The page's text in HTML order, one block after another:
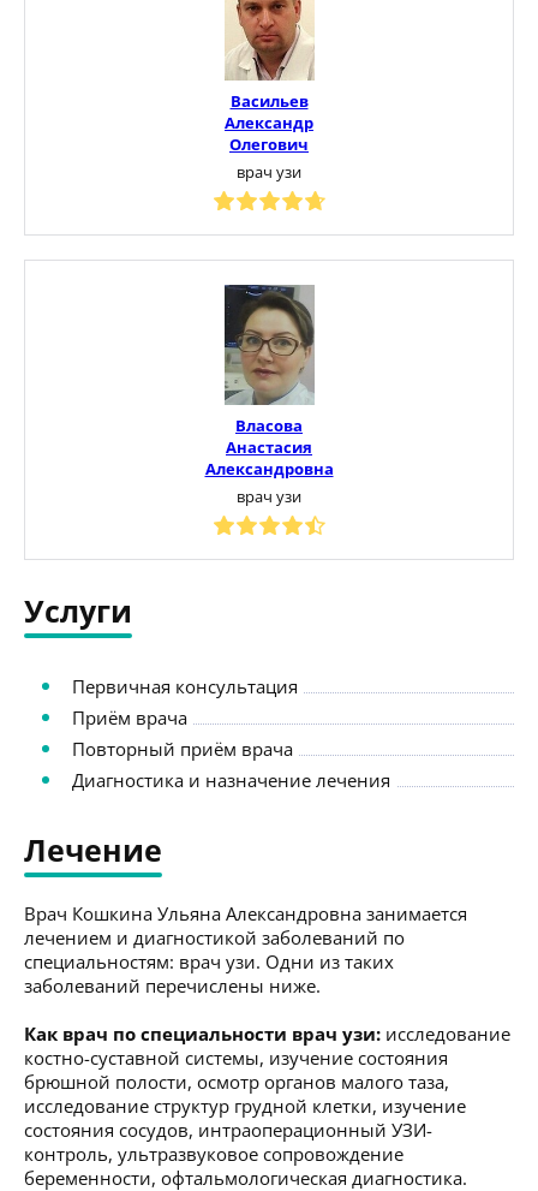
Васильев
Александр
Олегович
врач узи
Власова
Анастасия
Александровна
врач узи
Услуги
Первичная консультация
Приём врача
Повторный приём врача
Диагностика и назначение лечения
Лечение
Врач Кошкина Ульяна Александровна занимается
лечением и диагностикой заболеваний по
специальностям: врач узи. Одни из таких
заболеваний перечислены ниже.
Как врач по специальности врач узи: исследование
костно-суставной системы, изучение состояния
брюшной полости, осмотр органов малого таза,
исследование структур грудной клетки, изучение
состояния сосудов, интраоперационный УЗИ-
контроль, ультразвуковое сопровождение
беременности, офтальмологическая диагностика.